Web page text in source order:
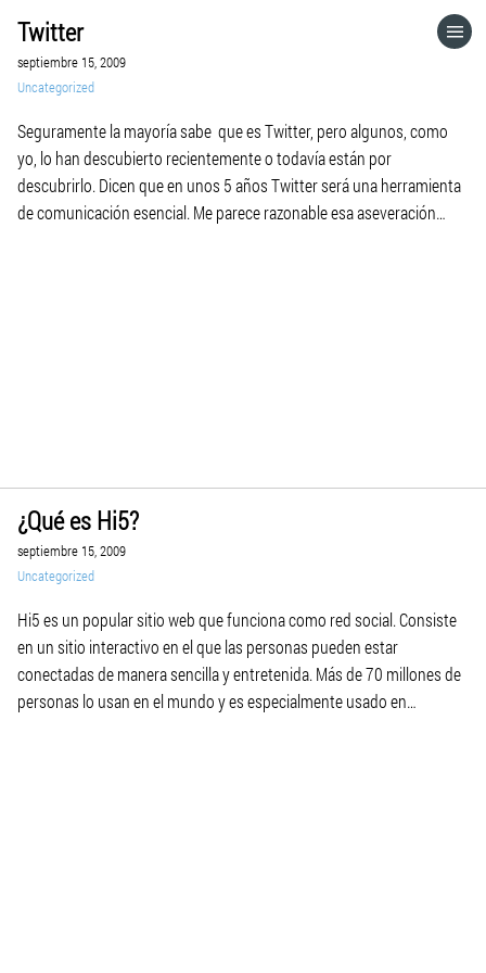
Twitter
septiembre 15, 2009
Uncategorized
Seguramente la mayoría sabe que es Twitter, pero algunos, como
yo, lo han descubierto recientemente o todavía están por
descubrirlo. Dicen que en unos 5 años Twitter será una herramienta
de comunicación esencial. Me parece razonable esa aseveración
¿Qué es Hi5?
septiembre 15, 2009
Uncategorized
Hi5 es un popular sitio web que funciona como red social. Consiste
en un sitio interactivo en el que las personas pueden estar
conectadas de manera sencilla y entretenida. Más de 70 millones de
personas lo usan en el mundo y es especialmente usado en
IR A